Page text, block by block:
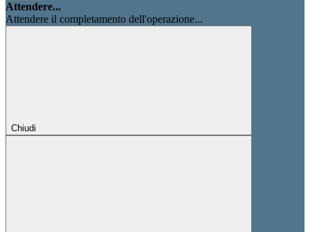
Attendere...
Attendere il completamento dell'operazione...
Chiudi